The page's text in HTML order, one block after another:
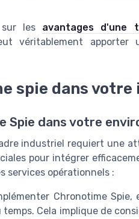
les avantages d'une
véritablement apporter
spie dans
Spie dans votre
industriel requiert une
pour intégrer
services opérationnels :
Chronotime
Cela implique de